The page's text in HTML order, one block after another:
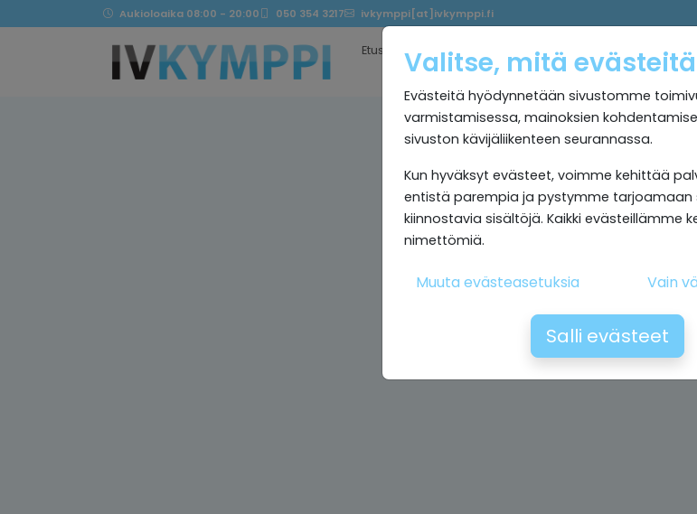
Aukioloaika 08:00 - 20:00 050 354 3217 ivkymppi[at]ivkymppi.fi
Etusivu Palvelumme
Ultrapuhdas
sisäilma
Kymppi
Valitse, mitä
Evästeitä hyödynnetään sivustomme
varmistamisessa, mainoksien
sivuston kävijäliikenteen seurannassa.
Kun hyväksyt evästeet, voimme kehittää
entistä parempia ja pystymme tarjoamaan
kiinnostavia sisältöjä. Kaikki evästeillämme
nimettömiä.
Muuta evästeasetuksia Vain
Salli evästeet